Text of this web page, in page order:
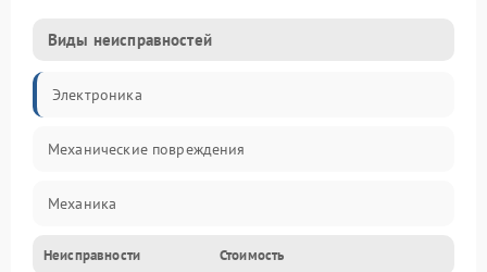
Виды неисправностей
Электроника
Механические повреждения
Механика
Управление
Неисправности Стоимость